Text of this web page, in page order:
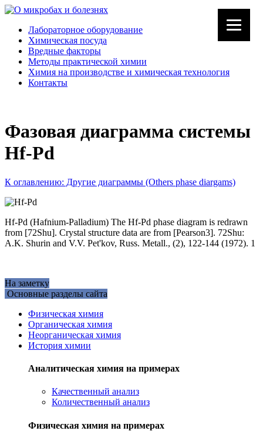
Лабораторное оборудование
Химическая посуда
Вредные факторы
Методы практической химии
Химия на производстве и химическая технология
Контакты
Фазовая диаграмма системы
Hf-Pd
К оглавлению: Другие диаграммы (Others phase diargams)
Hf-Pd (Hafnium-Palladium) The Hf-Pd phase diagram is redrawn
from [72Shu]. Crystal structure data are from [Pearson3]. 72Shu:
A.K. Shurin and V.V. Pet'kov, Russ. Metall., (2), 122-144 (1972). 1
На заметку
Основные разделы сайта
Физическая химия
Органическая химия
Неорганическая химия
История химии
Аналитическая химия на примерах
Качественный анализ
Количественный анализ
Физическая химия на примерах